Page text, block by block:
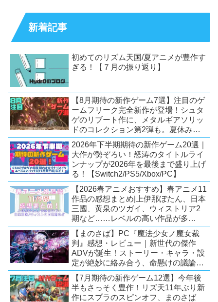
新着記事
初めてのリズム天国/夏アニメが豊作す
ぎる！【７月の振り返り】
【8月期待の新作ゲーム7選】注目のゲ
ームフリーク完全新作が登場！シュタ
ゲのリブート作に、メタルギアソリッ
ドのコレクション第2弾も。夏休みを
盛り上げるタイトル大集合！
【Switch2/PS5/PC】
2026年下半期期待の新作ゲーム20選｜
大作が勢ぞろい！怒涛のタイトルライ
ンナップが2026年を最後まで盛り上げ
る！【Switch2/PS5/Xbox/PC】
【2026春アニメおすすめ】春アニメ11
作品の感想まとめ|上伊那ぼたん、日本
三國、黄泉のツガイ、ウィストリア2
期など……レベルの高い作品が多
い！？
【まのさば】PC『魔法少女ノ魔女裁
判』感想・レビュー｜新世代の傑作
ADVが誕生！ストーリー・キャラ・設
定が絶妙に絡み合う、命懸けの議論ミ
ステリー【PC/Switch】
【7月期待の新作ゲーム12選】今年後
半もさっそく豊作！リズ天11年ぶり新
作にスプラのスピンオフ、まのさば